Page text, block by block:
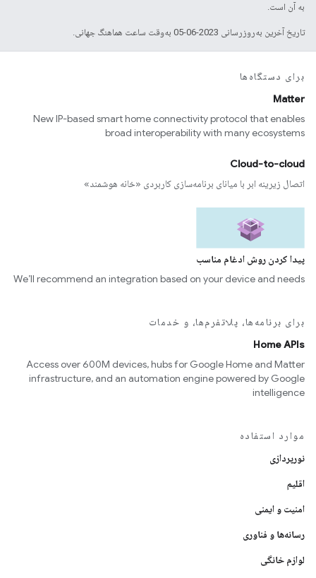
به آن است.
تاریخ آخرین به‌روزرسانی 2023-06-05 به‌وقت ساعت هماهنگ جهانی.
برای دستگاه‌ها
Matter
New IP-based smart home connectivity protocol that enables
broad interoperability with many ecosystems
Cloud-to-cloud
اتصال زیرینه ابر با میانای برنامه‌سازی کاربردی «خانه هوشمند»
پیدا کردن روش ادغام مناسب
We’ll recommend an integration based on your device and needs
برای برنامه‌ها، پلاتفرم‌ها، و خدمات
Home APIs
Access over 600M devices, hubs for Google Home and Matter
infrastructure, and an automation engine powered by Google
intelligence
موارد استفاده
نورپردازی
اقلیم
امنیت و ایمنی
رسانه‌ها و فناوری
لوازم خانگی